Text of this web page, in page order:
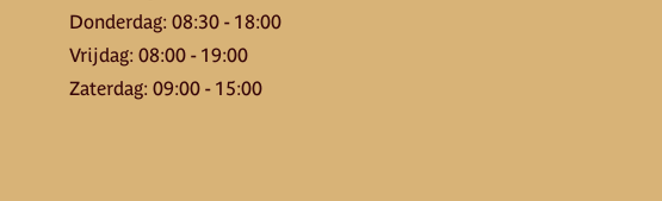
Donderdag:08:30 - 18:00
Vrijdag:08:00 - 19:00
Zaterdag:09:00 - 15:00